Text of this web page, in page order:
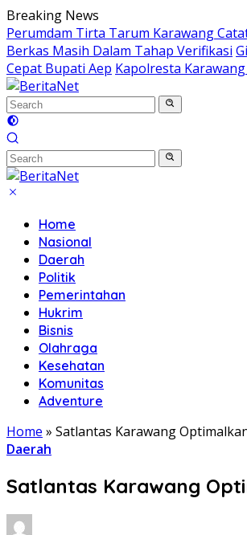
Skip
to
content
Breaking News
Perumdam Tirta Tarum Karawang
Berkas Masih Dalam Tahap Verifikasi
Cepat Bupati Aep Kapolresta
Home
Nasional
Daerah
Politik
Pemerintahan
Hukrim
Bisnis
Olahraga
Kesehatan
Komunitas
Adventure
Home » Satlantas Karawang
Daerah
Satlantas Karawang